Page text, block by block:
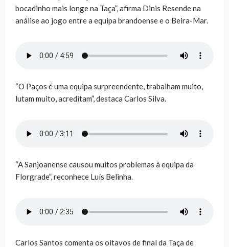
bocadinho mais longe na Taça”, afirma Dinis Resende na
análise ao jogo entre a equipa brandoense e o Beira-Mar.
“O Paços é uma equipa surpreendente, trabalham muito,
lutam muito, acreditam”, destaca Carlos Silva.
“A Sanjoanense causou muitos problemas à equipa da
Florgrade”, reconhece Luís Belinha.
Carlos Santos comenta os oitavos de final da Taça de